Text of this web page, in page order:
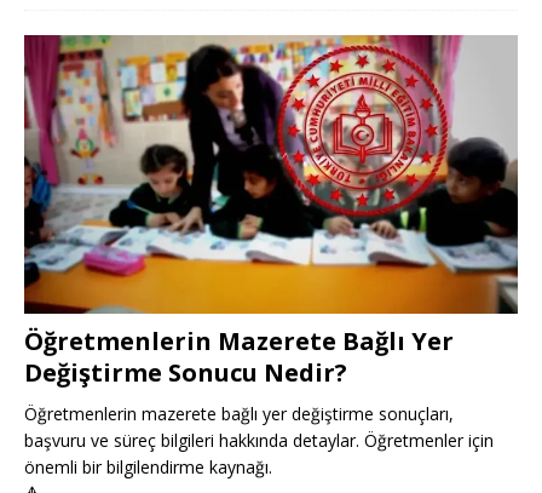
Öğretmenlerin Mazerete Bağlı Yer
Değiştirme Sonucu Nedir?
Öğretmenlerin mazerete bağlı yer değiştirme sonuçları,
başvuru ve süreç bilgileri hakkında detaylar. Öğretmenler için
önemli bir bilgilendirme kaynağı.